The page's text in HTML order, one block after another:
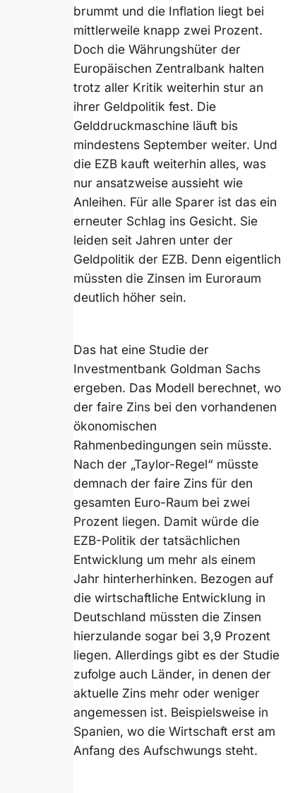
brummt und die Inflation liegt bei
mittlerweile knapp zwei Prozent.
Doch die Währungshüter der
Europäischen Zentralbank halten
trotz aller Kritik weiterhin stur an
ihrer Geldpolitik fest. Die
Gelddruckmaschine läuft bis
mindestens September weiter. Und
die EZB kauft weiterhin alles, was
nur ansatzweise aussieht wie
Anleihen. Für alle Sparer ist das ein
erneuter Schlag ins Gesicht. Sie
leiden seit Jahren unter der
Geldpolitik der EZB. Denn eigentlich
müssten die Zinsen im Euroraum
deutlich höher sein.
Das hat eine Studie der
Investmentbank Goldman Sachs
ergeben. Das Modell berechnet, wo
der faire Zins bei den vorhandenen
ökonomischen
Rahmenbedingungen sein müsste.
Nach der „Taylor-Regel“ müsste
demnach der faire Zins für den
gesamten Euro-Raum bei zwei
Prozent liegen. Damit würde die
EZB-Politik der tatsächlichen
Entwicklung um mehr als einem
Jahr hinterherhinken. Bezogen auf
die wirtschaftliche Entwicklung in
Deutschland müssten die Zinsen
hierzulande sogar bei 3,9 Prozent
liegen. Allerdings gibt es der Studie
zufolge auch Länder, in denen der
aktuelle Zins mehr oder weniger
angemessen ist. Beispielsweise in
Spanien, wo die Wirtschaft erst am
Anfang des Aufschwungs steht.